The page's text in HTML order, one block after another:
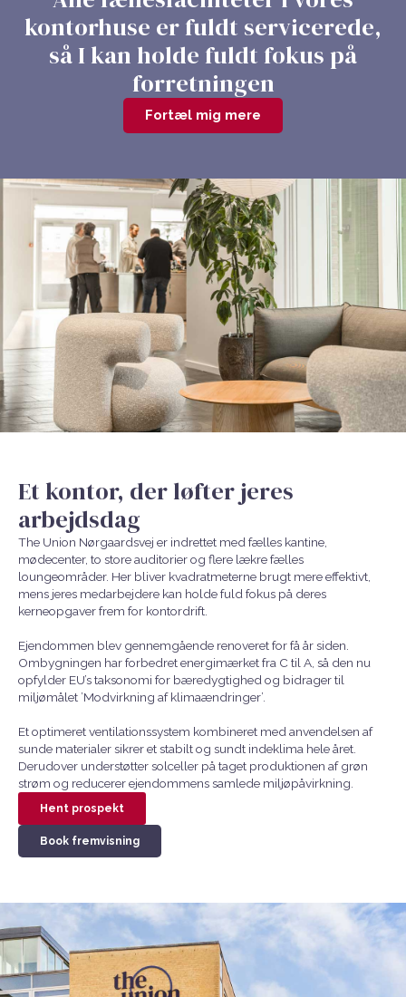
kontorhuse er fuldt servicerede,
så I kan holde fuldt fokus på
forretningen
Fortæl mig mere
Et kontor, der løfter jeres
arbejdsdag
The Union Nørgaardsvej er indrettet med fælles kantine,
mødecenter, to store auditorier og flere lækre fælles
loungeområder. Her bliver kvadratmeterne brugt mere effektivt,
mens jeres medarbejdere kan holde fuld fokus på deres
kerneopgaver frem for kontordrift.
Ejendommen blev gennemgående renoveret for få år siden.
Ombygningen har forbedret energimærket fra C til A, så den nu
opfylder EU’s taksonomi for bæredygtighed og bidrager til
miljømålet ’Modvirkning af klimaændringer’.
Et optimeret ventilationssystem kombineret med anvendelsen af
sunde materialer sikrer et stabilt og sundt indeklima hele året.
Derudover understøtter solceller på taget produktionen af grøn
strøm og reducerer ejendommens samlede miljøpåvirkning.
Hent prospekt
Book fremvisning